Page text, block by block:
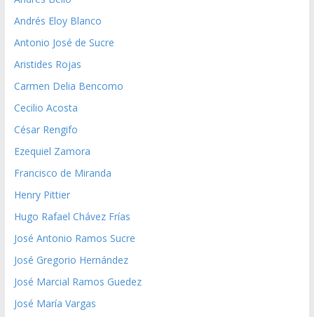
Andrés Eloy Blanco
Antonio José de Sucre
Aristides Rojas
Carmen Delia Bencomo
Cecilio Acosta
César Rengifo
Ezequiel Zamora
Francisco de Miranda
Henry Pittier
Hugo Rafael Chávez Frías
José Antonio Ramos Sucre
José Gregorio Hernández
José Marcial Ramos Guedez
José María Vargas